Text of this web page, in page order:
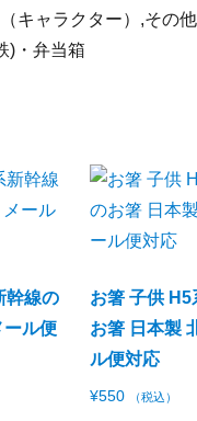
キャラクター）,その
)・弁当箱
幹線の
ール便
お箸 子供
お箸 日本製
ル便対応
¥550 （税込）